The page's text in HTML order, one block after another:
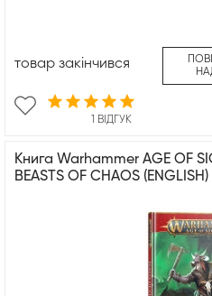
1 ВІДГУК
товар закінчився
Книга Warhammer AGE OF
BEASTS OF CHAOS (ENGLISH)